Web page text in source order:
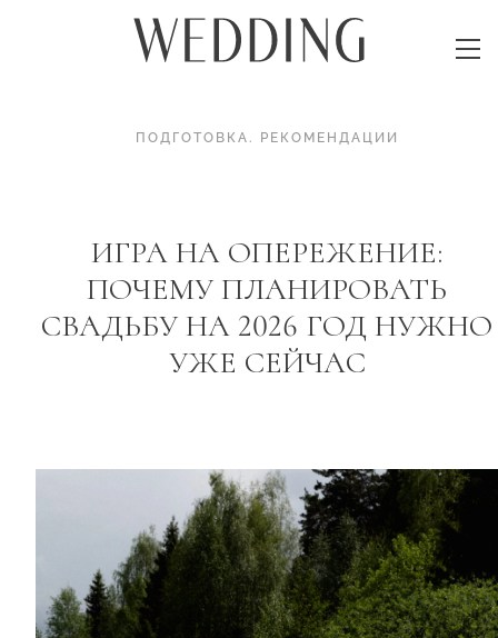
ПОДГОТОВКА. РЕКОМЕНДАЦИИ
ИГРА НА ОПЕРЕЖЕНИЕ:
ПОЧЕМУ ПЛАНИРОВАТЬ
СВАДЬБУ НА 2026 ГОД НУЖНО
УЖЕ СЕЙЧАС